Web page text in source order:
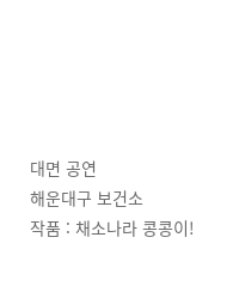
대면 공연
해운대구 보건소
작품 : 채소나라 콩콩이!